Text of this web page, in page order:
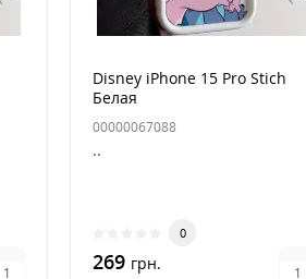
Disney iPhone 15 Pro Stich
Белая
00000067088
..
0
269 грн.